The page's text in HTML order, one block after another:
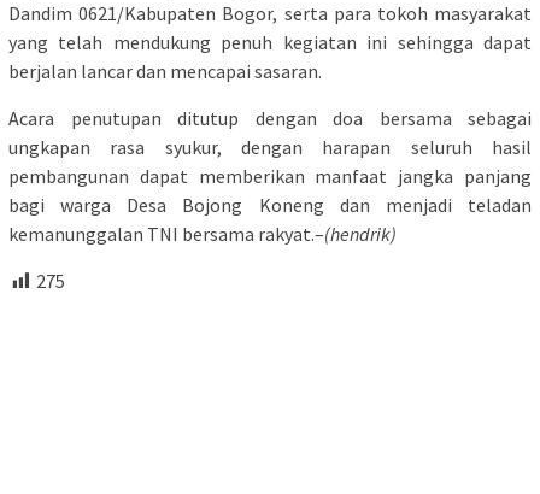
Dandim 0621/Kabupaten Bogor, serta para tokoh masyarakat
yang telah mendukung penuh kegiatan ini sehingga dapat
berjalan lancar dan mencapai sasaran.
Acara penutupan ditutup dengan doa bersama sebagai
ungkapan rasa syukur, dengan harapan seluruh hasil
pembangunan dapat memberikan manfaat jangka panjang
bagi warga Desa Bojong Koneng dan menjadi teladan
kemanunggalan TNI bersama rakyat.–(hendrik)
275